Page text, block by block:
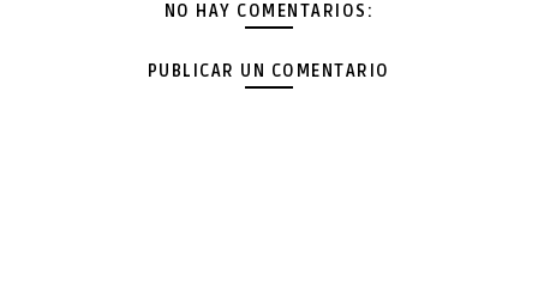
NO HAY COMENTARIOS:
PUBLICAR UN COMENTARIO